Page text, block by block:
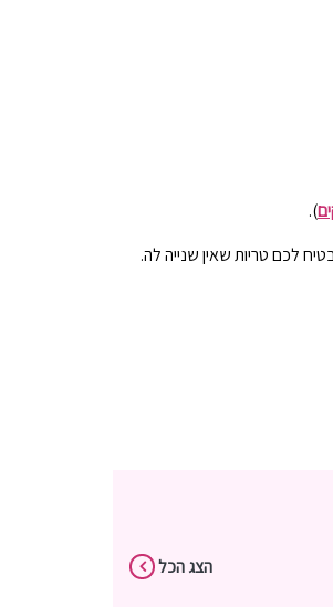
).
לכם טריות שאין שנייה לה.
הצג הכל